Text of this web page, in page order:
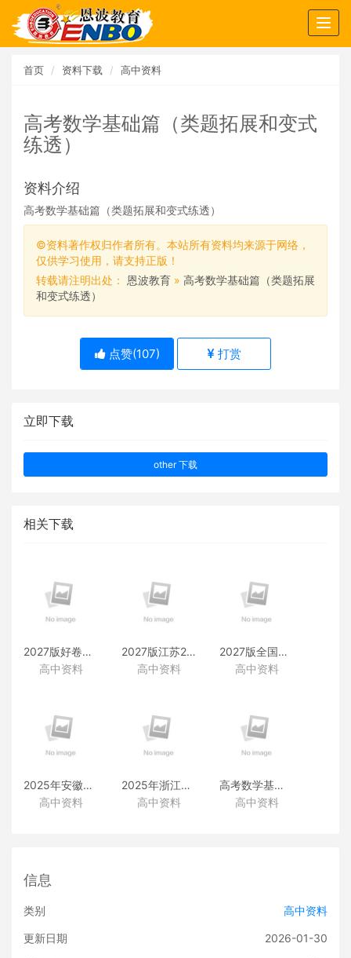
首页 资料下载 高中资料
高考数学基础篇（类题拓展和变式
练透）
资料介绍
高考数学基础篇（类题拓展和变式练透）
©资料著作权归作者所有。本站所有资料均来源于网络，
仅供学习使用，请支持正版！
转载请注明出处： 恩波教育 » 高考数学基础篇（类题拓展
和变式练透）
点赞(107) 打赏
立即下载
other 下载
相关下载
2027版好卷速递附赠资料
高中资料
2027版江苏28套附赠资料
高中资料
2027版全国38套附赠资料
高中资料
2025年安徽高考真题
（化学）
高中资料
2025年浙江高考真题
（化学）
高中资料
高考数学基础篇
（类题拓展和变式练透）
高中资料
信息
类别 高中资料
更新日期 2026-01-30